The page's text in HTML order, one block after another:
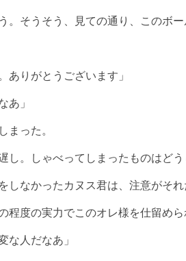
そうそう、見ての通り、このボ
りがとうございます」
あ」
まった。
。しゃべってしまったものはどう
なかったカヌス君は、注意がそれ
度の実力でこのオレ様を仕留めら
な人だなあ」